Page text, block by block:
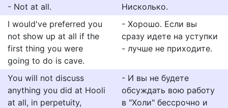
- Not at all.
Нисколько.
I would've preferred you
not show up at all if the
first thing you were
going to do is cave.
- Хорошо. Если вы
сразу идете на уступки
- лучше не приходите.
You will not discuss
anything you did at Hooli
at all, in perpetuity,
- И вы не будете
обсуждать вою работу
в "Холи" бессрочно и